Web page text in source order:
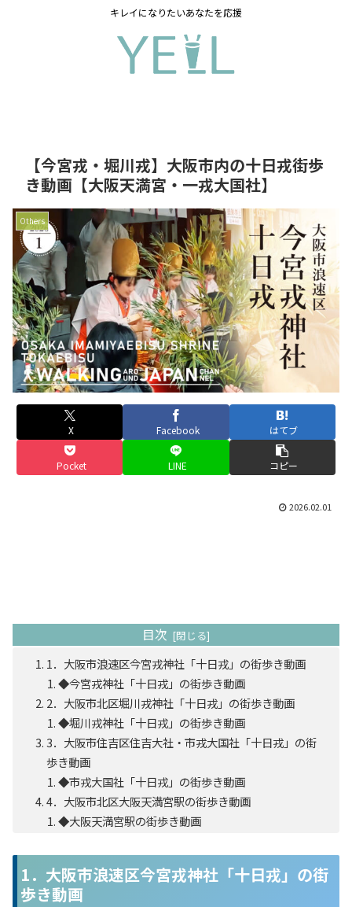
キレイになりたいあなたを応援
【今宮戎・堀川戎】大阪市内の十日戎街歩
き動画【大阪天満宮・一戎大国社】
Others
X Facebook はてブ
Pocket LINE コピー
2026.02.01
目次
1．大阪市浪速区今宮戎神社「十日戎」の街歩き動画
◆今宮戎神社「十日戎」の街歩き動画
2．大阪市北区堀川戎神社「十日戎」の街歩き動画
◆堀川戎神社「十日戎」の街歩き動画
3．大阪市住吉区住吉大社・市戎大国社「十日戎」の街
歩き動画
◆市戎大国社「十日戎」の街歩き動画
4．大阪市北区大阪天満宮駅の街歩き動画
◆大阪天満宮駅の街歩き動画
1．大阪市浪速区今宮戎神社「十日戎」の街
歩き動画